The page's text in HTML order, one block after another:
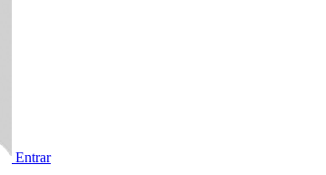
Entrar